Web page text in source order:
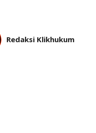
Redaksi Klikhukum